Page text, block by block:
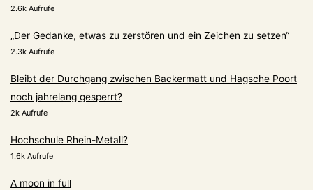
2.6k Aufrufe
„Der Gedanke, etwas zu zerstören und ein Zeichen zu setzen“
2.3k Aufrufe
Bleibt der Durchgang zwischen Backermatt und Hagsche Poort
noch jahrelang gesperrt?
2k Aufrufe
Hochschule Rhein-Metall?
1.6k Aufrufe
A moon in full